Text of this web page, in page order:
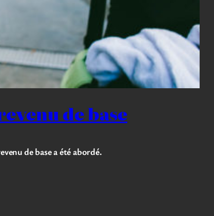
de base
de base a été abordé.